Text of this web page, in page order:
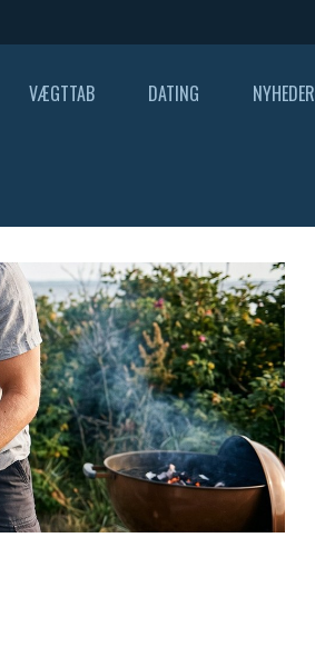
VÆGTTAB DATING NYHEDER